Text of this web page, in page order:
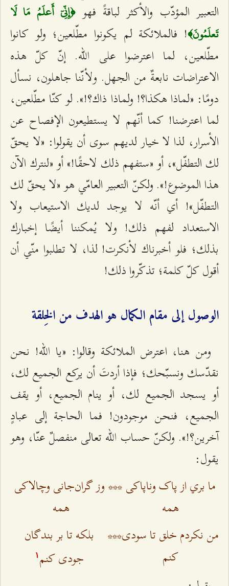
التعبير المؤدّب والأكثر لباقةً فهو﴿إِنِّيٓ أَعلَمُ مَا لَا
تَعلَمُونَ﴾! فالملائكة لم يكونوا مطّلعين؛ ولو كانوا
مطّلعين، لما اعترضوا على الله. إنّ كلّ هذه
الاعتراضات نابعةٌ من الجهل. ولأنّنا جاهلون، نسأل
دومًا: «لماذا هكذا؟! ولماذا ذاك؟!». لو كنّا مطّلعين،
لما اعترضنا! كما أنّهم لا يستطيعون الإفصاح عن
الأسرار، لذا لا خيار لديهم سوى أن يقولوا: «لا يحقّ
لك التطفّل»، أو «ستفهم ذلك لاحقًا!» أو «لنترك الآن
هذا الموضوع!». ولكنّ التعبير العامّي هو «لا يحقّ لك
التطفّل»! أي أنّه لا يوجد لديك الاستيعاب ولا
الاستعداد لفهم ذلك! ولا يُمكننا أيضًا إخبارك
بذلك؛ فلو أخبرناك لأنكرت! لذا، لا تطلبوا منّي أن
أقول كلّ كلمة؛ تذكّروا ذلك!
الوصول إلى مقام الكمال هو الهدف من الخِلقة
ومن هنا، اعترض الملائكة وقالوا: «يا الله! نحن
نقدّسك ونسبّحك؛ فإذا أردتَ أن يركع الجميع لك،
أو يسجد الجميع لك، أو ينام الجميع، أو يقف
الجميع، فنحن موجودون! فما الحاجة إلى عبادٍ
آخرين؟!». ولكنّ حساب الله تعالى منفصلٌ عنّا، وهو
يقول:
ما بري از پاک وناپاکى
همه
***وز گران‌جانى وچالاکى
همه
من نکردم خلق تا سودى
کنم
***
بلکه تا بر بندگان
جودى کنم ۱